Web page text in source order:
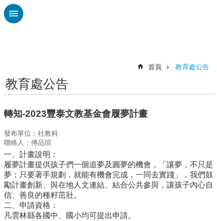
跳到主要內容區塊
認
廣
興
校
刊
專
欄
校
園
動
態
首頁 教育處公告
教育處公告
轉知-2023豐泰文教基金會履夢計畫
發布單位：社教科
聯絡人：傅品瑄
一、計畫說明：
履夢計畫提供孩子們一個追夢及圓夢的機會，「讓夢，不只是
夢；只要著手規劃，就能有機會完成，一同去實踐」，我們鼓
勵計畫創新、與在地人文連結、結合公共參與，讓孩子內心自
信、善良的種籽茁壯。
二、申請資格：
凡雲林縣各國中、國小均可提出申請。